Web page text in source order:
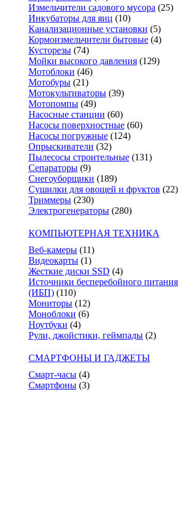
Измельчители садового мусора (25)
Инкубаторы для яиц (10)
Канализационные установки (5)
Кормоизмельчители бытовые (4)
Кусторезы (74)
Мойки высокого давления (129)
Мотоблоки (46)
Мотобуры (21)
Мотокультиваторы (39)
Мотопомпы (49)
Насосные станции (60)
Насосы поверхностные (60)
Насосы погружные (124)
Опрыскиватели (32)
Пылесосы строительные (131)
Сепараторы (9)
Снегоуборщики (189)
Сушилки для овощей и фруктов (22)
Триммеры (230)
Электрогенераторы (280)
КОМПЬЮТЕРНАЯ ТЕХНИКА
Веб-камеры (11)
Видеокарты (1)
Жесткие диски SSD (4)
Источники бесперебойного питания
(ИБП) (110)
Мониторы (12)
Моноблоки (6)
Ноутбуки (4)
Рули, джойстики, геймпады (2)
СМАРТФОНЫ И ГАДЖЕТЫ
Смарт-часы (4)
Смартфоны (3)